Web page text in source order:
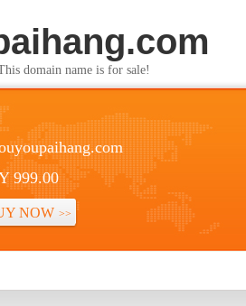
domain name is for sale!
999.00
NOW >>